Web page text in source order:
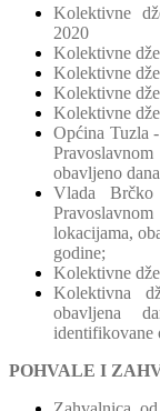
Kolektivne
2020
Kolektivne
Kolektivne
Kolektivne
Kolektivne
Općina Tuzla
obavljeno
Vlada
lokacijama,
godine;
Kolektivne
Kolektivna
obavljena
identifikovane
POHVALE I